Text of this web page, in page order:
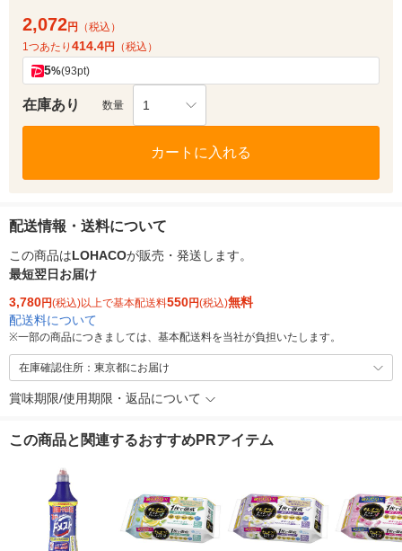
2,072円
（税込）
1つあたり 414.4円 （税込）
5%(93pt)
在庫あり 数量 1
カートに入れる
配送情報・送料について
この商品はLOHACOが販売・発送します。
最短翌日お届け
3,780円(税込)以上で基本配送料550円(税込)無料
配送料について
※一部の商品につきましては、基本配送料を当社が負担いたします。
在庫確認住所：東京都にお届け
賞味期限/使用期限・返品について
この商品と関連するおすすめPRアイテム